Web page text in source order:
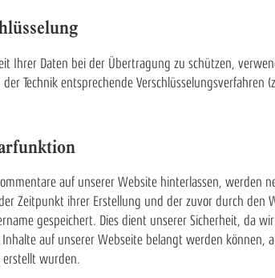
Ihrer Daten bei der Übertragung zu schützen,
Technik entsprechende Verschlüsselungsverfahren
auf unserer Website hinterlassen, werden
Zeitpunkt ihrer Erstellung und der zuvor durch den
gespeichert. Dies dient unserer Sicherheit, da
auf unserer Webseite belangt werden können,
wurden.